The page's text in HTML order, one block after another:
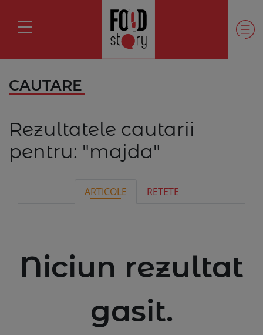
CAUTARE
Rezultatele cautarii
pentru: "majda"
ARTICOLE RETETE
Niciun rezultat
gasit.